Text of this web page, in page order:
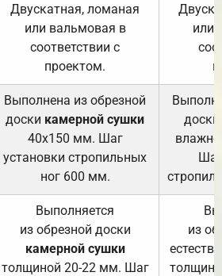
Двускатная, ломаная
или вальмовая в
соответствии с
проектом.
или
Выполнена из обрезной
доски камерной сушки
40х150 мм. Шаг
установки стропильных
ног 600 мм.
доски
Выполняется
из обрезной доски
камерной сушки
толщиной 20-22 мм. Шаг
из